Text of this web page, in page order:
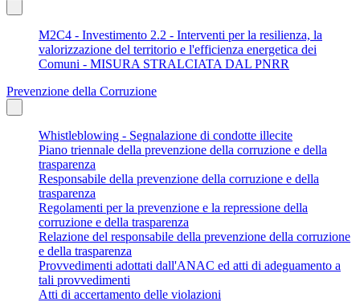
M2C4 - Investimento 2.2 - Interventi per la resilienza, la
valorizzazione del territorio e l'efficienza energetica dei
Comuni - MISURA STRALCIATA DAL PNRR
Prevenzione della Corruzione
Whistleblowing - Segnalazione di condotte illecite
Piano triennale della prevenzione della corruzione e della
trasparenza
Responsabile della prevenzione della corruzione e della
trasparenza
Regolamenti per la prevenzione e la repressione della
corruzione e della trasparenza
Relazione del responsabile della prevenzione della corruzione
e della trasparenza
Provvedimenti adottati dall'ANAC ed atti di adeguamento a
tali provvedimenti
Atti di accertamento delle violazioni